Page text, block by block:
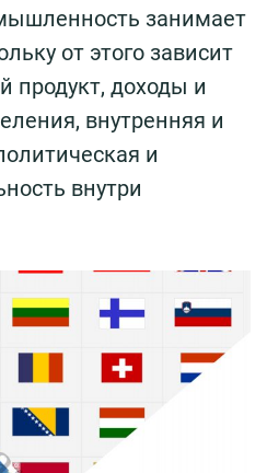
занимает
от этого зависит
продукт, доходы и
внутренняя и
и
внутри